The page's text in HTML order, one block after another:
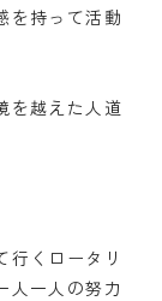
を持って活動
を越えた人道
行くロータリ
人一人の努力